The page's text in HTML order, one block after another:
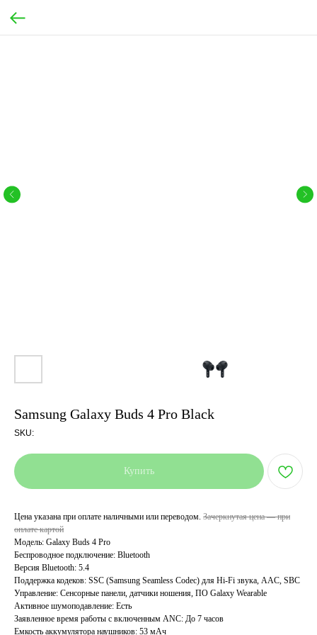
Samsung Galaxy Buds 4 Pro Black
SKU:
Купить
Цена указана при оплате наличными или переводом. Зачеркнутая цена — при
оплате картой
Модель: Galaxy Buds 4 Pro
Беспроводное подключение: Bluetooth
Версия Bluetooth: 5.4
Поддержка кодеков: SSC (Samsung Seamless Codec) для Hi-Fi звука, AAC, SBC
Управление: Сенсорные панели, датчики ношения, ПО Galaxy Wearable
Активное шумоподавление: Есть
Заявленное время работы с включенным ANC: До 7 часов
Емкость аккумулятора наушников: 53 мАч